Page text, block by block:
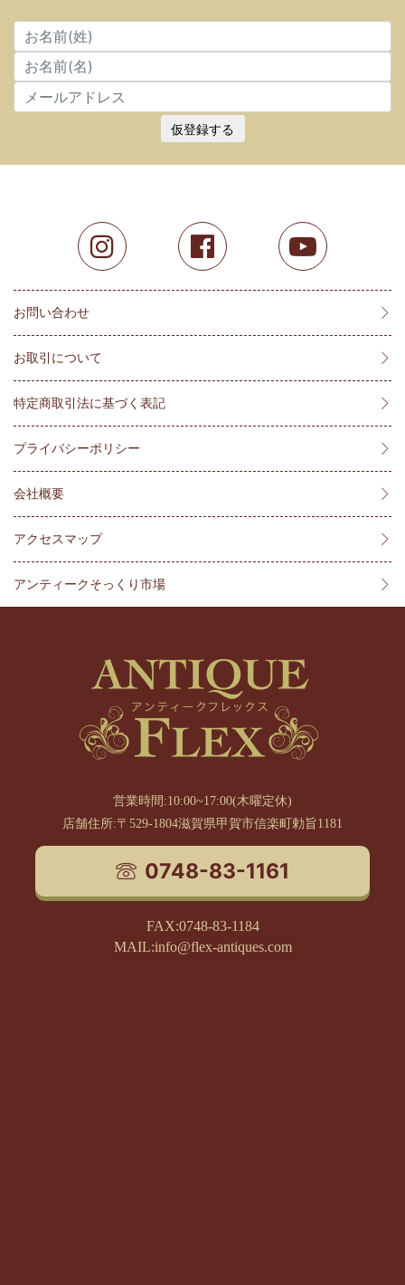
仮登録する
お問い合わせ
お取引について
特定商取引法に基づく表記
プライバシーポリシー
会社概要
アクセスマップ
アンティークそっくり市場
営業時間:10:00~17:00(木曜定休)
店舗住所:〒529-1804滋賀県甲賀市信楽町勅旨1181
0748-83-1161
FAX:0748-83-1184
MAIL:info@flex-antiques.com